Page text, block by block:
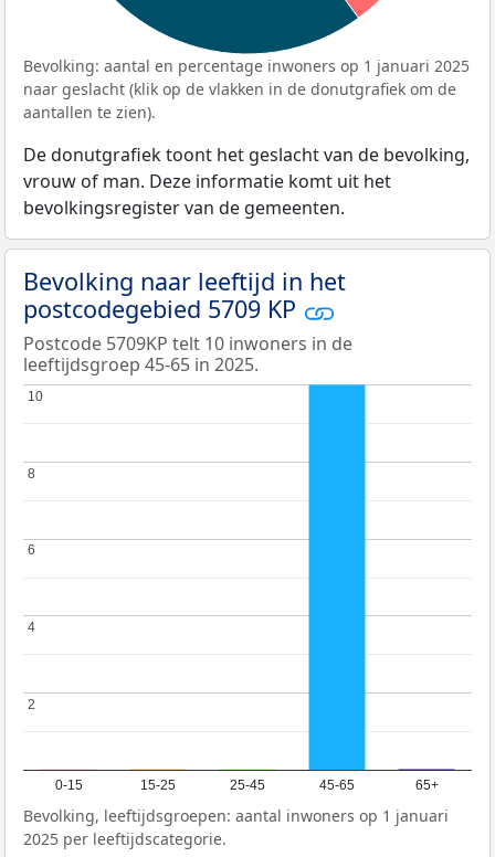
Bevolking: aantal en percentage inwoners op 1 januari 2025
naar geslacht (klik op de vlakken in de donutgrafiek om de
aantallen te zien).
De donutgrafiek toont het geslacht van de bevolking,
vrouw of man. Deze informatie komt uit het
bevolkingsregister van de gemeenten.
Bevolking naar leeftijd in het
postcodegebied 5709 KP
Postcode 5709KP telt 10 inwoners in de
leeftijdsgroep 45-65 in 2025.
0-15 15-25 25-45 45-65 65+
2
2
4
4
6
6
8
8
10
10
Bevolking, leeftijdsgroepen: aantal inwoners op 1 januari
2025 per leeftijdscategorie.